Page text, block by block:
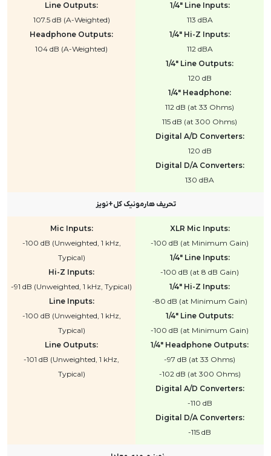
1/4" Line Inputs:
113 dBA
1/4" Hi-Z Inputs:
112 dBA
1/4" Line Outputs:
120 dB
1/4" Headphone:
112 dB (at 33 Ohms)
115 dB (at 300 Ohms)
Digital A/D Converters:
120 dB
Digital D/A Converters:
130 dBA
Line Outputs:
107.5 dB (A-Weighted)
Headphone Outputs:
104 dB (A-Weighted)
تحریف هارمونیک کل+نویز
XLR Mic Inputs:
-100 dB (at Minimum Gain)
1/4" Line Inputs:
-100 dB (at 8 dB Gain)
1/4" Hi-Z Inputs:
-80 dB (at Minimum Gain)
1/4" Line Outputs:
-100 dB (at Minimum Gain)
1/4" Headphone Outputs:
-97 dB (at 33 Ohms)
-102 dB (at 300 Ohms)
Digital A/D Converters:
-110 dB
Digital D/A Converters:
-115 dB
Mic Inputs:
-100 dB (Unweighted, 1 kHz,
Typical)
Hi-Z Inputs:
-91 dB (Unweighted, 1 kHz, Typical)
Line Inputs:
-100 dB (Unweighted, 1 kHz,
Typical)
Line Outputs:
-101 dB (Unweighted, 1 kHz,
Typical)